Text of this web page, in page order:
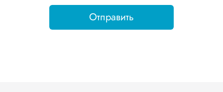
Отправить